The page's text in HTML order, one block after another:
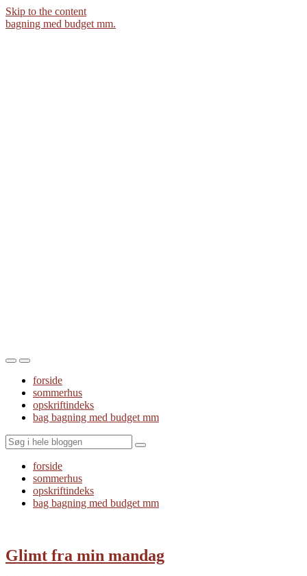
Skip to the content
bagning med budget mm.
Toggle
mobile
menu
Toggle
the
search
field
forside
sommerhus
opskriftindeks
bag bagning med budget mm
Search
forside
sommerhus
opskriftindeks
bag bagning med budget mm
Glimt fra min mandag